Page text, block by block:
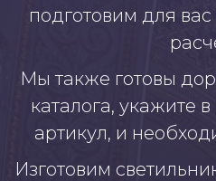
подготовим для
Мы также готовы
каталога, укажите
артикул, и
Изготовим